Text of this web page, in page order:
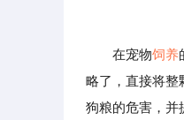
在宠物饲养
略了，直接将整
狗粮的危害，并